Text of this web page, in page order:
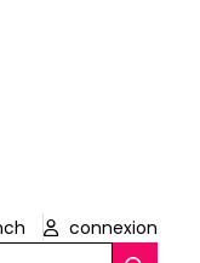
connexion